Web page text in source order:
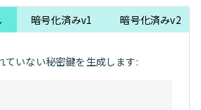
暗号化済みv1 暗号化済みv2
ていない秘密鍵を生成します: